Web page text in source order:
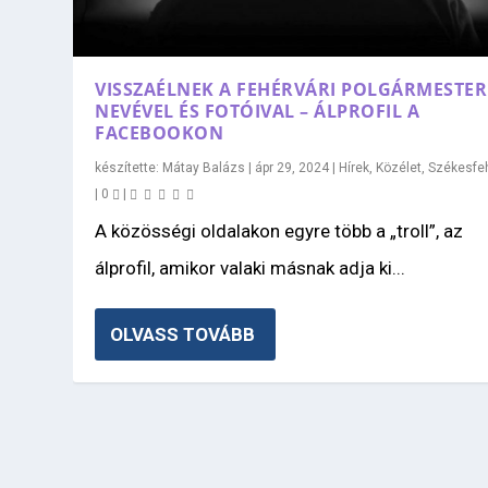
VISSZAÉLNEK A FEHÉRVÁRI POLGÁRMESTER
NEVÉVEL ÉS FOTÓIVAL – ÁLPROFIL A
FACEBOOKON
készítette: Mátay Balázs ápr 29, 2024 Hírek, Közélet,
0
A közösségi oldalakon egyre több a „troll”, az
álprofil, amikor valaki másnak adja ki...
OLVASS TOVÁBB